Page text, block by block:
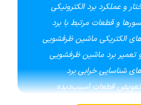
و عملکرد برد الکترونیکی
و قطعات مرتبط با برد
الکتریکی ماشین ظرفشویی
تعمیر برد ماشین ظرفشویی
شناسایی خرابی برد
تعویض قطعات آسیب‌دیده